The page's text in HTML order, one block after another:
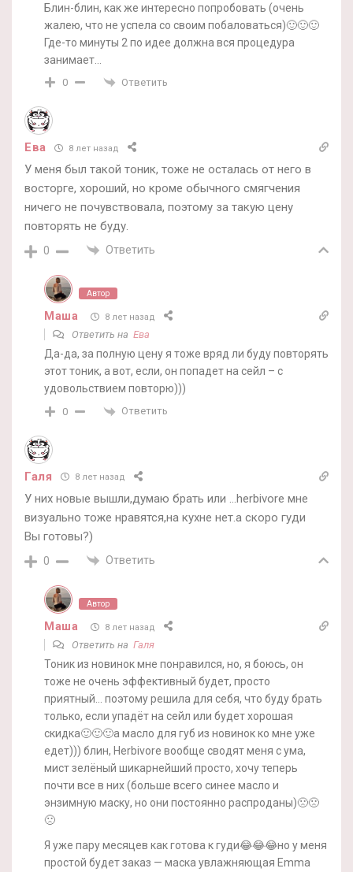
Блин-блин, как же интересно попробовать (очень
жалею, что не успела со своим побаловаться)🙂🙂🙂
Где-то минуты 2 по идее должна вся процедура
занимает…
0 Ответить
Ева 8 лет назад
У меня был такой тоник, тоже не осталась от него в
восторге, хороший, но кроме обычного смягчения
ничего не почувствовала, поэтому за такую цену
повторять не буду.
0 Ответить
Автор
Маша 8 лет назад
Ответить на Ева
Да-да, за полную цену я тоже вряд ли буду повторять
этот тоник, а вот, если, он попадет на сейл – с
удовольствием повторю)))
0 Ответить
Галя 8 лет назад
У них новые вышли,думаю брать или …herbivore мне
визуально тоже нравятся,на кухне нет.а скоро гуди
Вы готовы?)
0 Ответить
Автор
Маша 8 лет назад
Ответить на Галя
Тоник из новинок мне понравился, но, я боюсь, он
тоже не очень эффективный будет, просто
приятный… поэтому решила для себя, что буду брать
только, если упадёт на сейл или будет хорошая
скидка🙂🙂🙂а масло для губ из новинок ко мне уже
едет))) блин, Herbivore вообще сводят меня с ума,
мист зелёный шикарнейший просто, хочу теперь
почти все в них (больше всего синее масло и
энзимную маску, но они постоянно распроданы)🙁🙁
🙁
Я уже пару месяцев как готова к гуди😂😂😂но у меня
простой будет заказ — маска увлажняющая Emma